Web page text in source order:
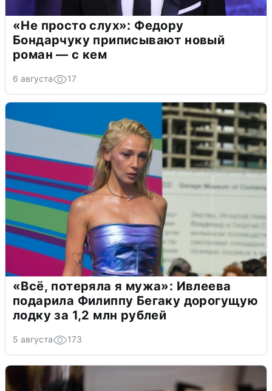
«Не просто слух»: Федору
Бондарчуку приписывают новый
роман — с кем
6 августа 17
«Всё, потеряла я мужа»: Ивлеева
подарила Филиппу Бегаку дорогущую
лодку за 1,2 млн рублей
5 августа 173